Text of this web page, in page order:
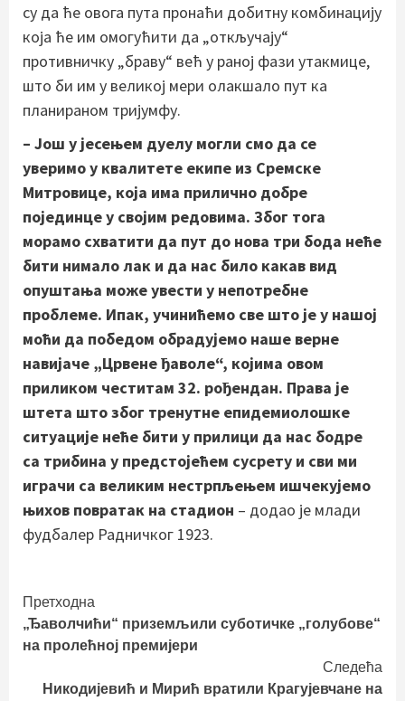
су да ће овога пута пронаћи добитну комбинацију
која ће им омогућити да „откључају“
противничку „браву“ већ у раној фази утакмице,
што би им у великој мери олакшало пут ка
планираном тријумфу.
– Још у јесењем дуелу могли смо да се
уверимо у квалитете екипе из Сремске
Митровице, која има прилично добре
појединце у својим редовима. Због тога
морамо схватити да пут до нова три бода неће
бити нимало лак и да нас било какав вид
опуштања може увести у непотребне
проблеме. Ипак, учинићемо све што је у нашој
моћи да победом обрадујемо наше верне
навијаче „Црвене ђаволе“, којима овом
приликом честитам 32. рођендан. Права је
штета што због тренутне епидемиолошке
ситуације неће бити у прилици да нас бодре
са трибина у предстојећем сусрету и сви ми
играчи са великим нестрпљењем ишчекујемо
њихов повратак на стадион – додао је млади
фудбалер Радничког 1923.
Continue
Reading
Претходна
„Ђаволчићи“ приземљили суботичке „голубове“
на пролећној премијери
Следећа
Никодијевић и Мирић вратили Крагујевчане на